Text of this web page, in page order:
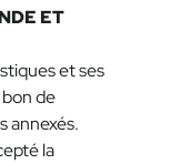
ET
et ses
de
annexés.
la